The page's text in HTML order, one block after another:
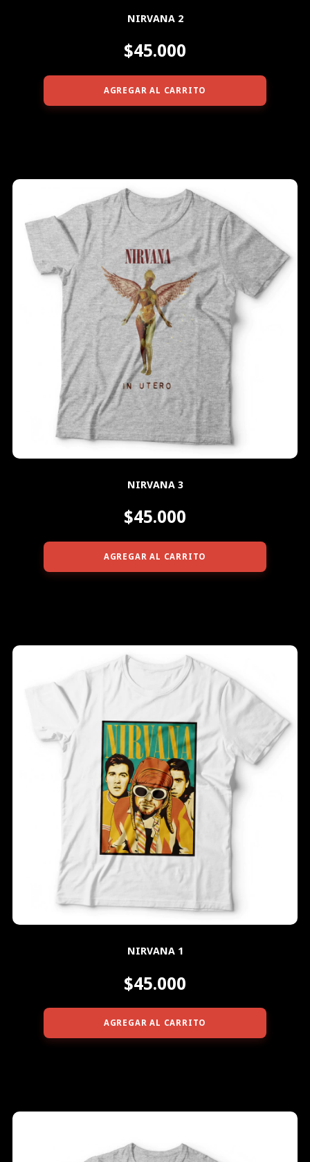
NIRVANA 2
$45.000
AGREGAR AL CARRITO
NIRVANA 3
$45.000
AGREGAR AL CARRITO
NIRVANA 1
$45.000
AGREGAR AL CARRITO